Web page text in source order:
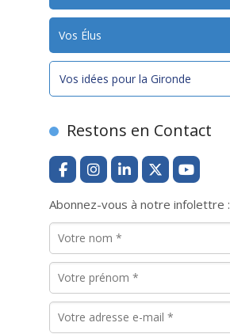
Vos Élus
Vos idées pour la Gironde
Restons en Contact
Abonnez-vous à notre infolettre :